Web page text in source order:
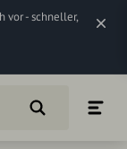
vor - schneller,